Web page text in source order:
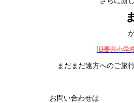
旧長井小学
まだまだ遠方へのご旅
お問い合わせは